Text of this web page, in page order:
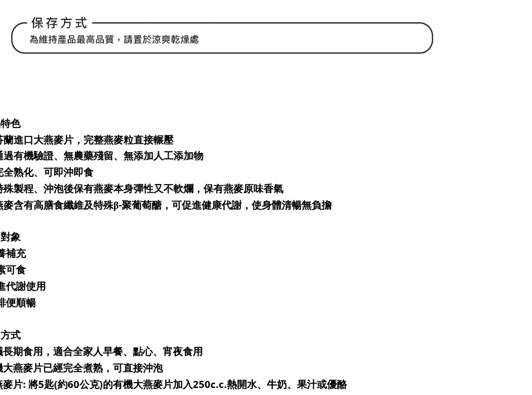
色
蘭進口大燕麥片，完整燕麥粒直接輾壓
過有機驗證、無農藥殘留、無添加人工添加物
全熟化、可即沖即食
殊製程、沖泡後保有燕麥本身彈性又不軟爛，保有燕麥原味香氣
麥含有高膳食纖維及特殊β-聚葡萄醣，可促進健康代謝，使身體清暢無負擔
象
補充
可食
代謝使用
便順暢
式
長期食用，適合全家人早餐、點心、宵夜食用
大燕麥片已經完全煮熟，可直接沖泡
麥片: 將5匙(約60公克)的有機大燕麥片加入250c.c.熱開水、牛奶、果汁或優酪